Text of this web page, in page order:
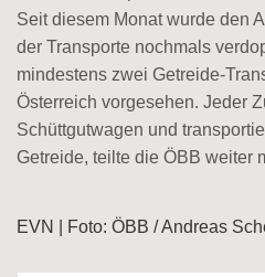
Seit diesem Monat wurde den
der Transporte nochmals
mindestens zwei Getreide-
Österreich vorgesehen. Jeder
Schüttgutwagen und
Getreide, teilte die ÖBB weiter
EVN | Foto: ÖBB / Andreas